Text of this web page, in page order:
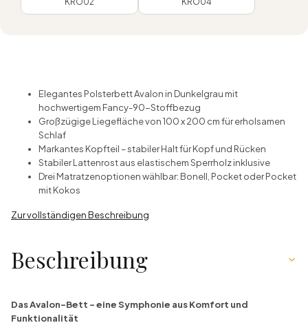
Elegantes Polsterbett Avalon in Dunkelgrau mit
hochwertigem Fancy-90-Stoffbezug
Großzügige Liegefläche von 100 x 200 cm für erholsamen
Schlaf
Markantes Kopfteil – stabiler Halt für Kopf und Rücken
Stabiler Lattenrost aus elastischem Sperrholz inklusive
Drei Matratzenoptionen wählbar: Bonell, Pocket oder Pocket
mit Kokos
Zur vollständigen Beschreibung
Beschreibung
Das Avalon-Bett – eine Symphonie aus Komfort und
Funktionalität